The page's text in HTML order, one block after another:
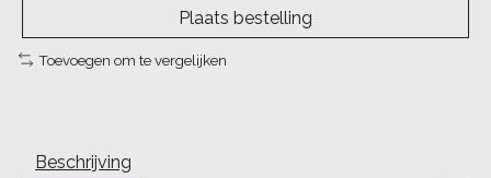
Plaats bestelling
Toevoegen om te vergelijken
Beschrijving